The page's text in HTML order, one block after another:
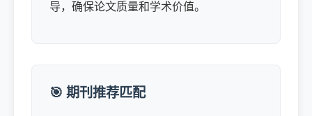
导，确保论文质量和学术价值。
🎯 期刊推荐匹配